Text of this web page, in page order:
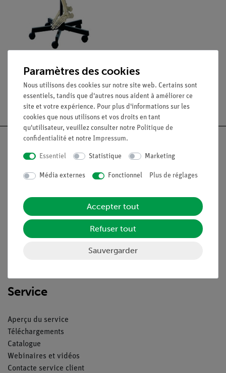
Nach oben
Légal
Contact
Conditions générales de vente
Service
Aperçu du service
Téléchargements
Catalogue
Webinaires et vidéos
Contacte service client
Paramètres des cookies
Nous utilisons des cookies sur notre site web. Certains sont
essentiels, tandis que d'autres nous aident à améliorer ce
site et votre expérience. Pour plus d'informations sur les
cookies que nous utilisons et vos droits en tant
qu'utilisateur, veuillez consulter notre Politique de
confidentialité et notre Impressum.
Essentiel Statistique Marketing
Média externes Fonctionnel Plus de réglages
Accepter tout
Refuser tout
Sauvergarder